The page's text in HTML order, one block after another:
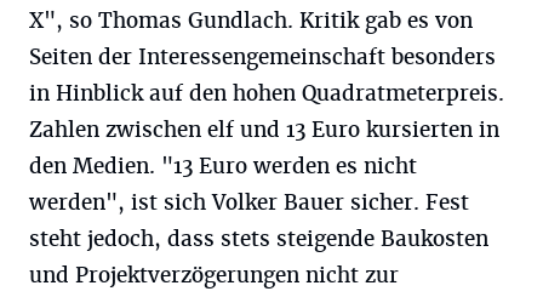
X", so Thomas Gundlach. Kritik gab es von
Seiten der Interessengemeinschaft besonders
in Hinblick auf den hohen Quadratmeterpreis.
Zahlen zwischen elf und 13 Euro kursierten in
den Medien. "13 Euro werden es nicht
werden", ist sich Volker Bauer sicher. Fest
steht jedoch, dass stets steigende Baukosten
und Projektverzögerungen nicht zur